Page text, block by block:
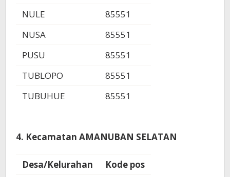
NULE
85551
NUSA
85551
PUSU
85551
TUBLOPO
85551
TUBUHUE
85551
4. Kecamatan AMANUBAN SELATAN
Desa/Kelurahan
Kode pos